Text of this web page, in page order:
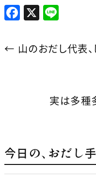
F
a
c
e
X Li
n
e
← 山のおだし代表
実は多種
今日の、おだし